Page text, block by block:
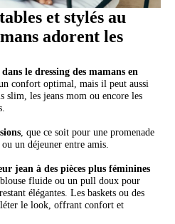
et stylés au
adorent les
le dressing des mamans en
confort optimal, mais il peut aussi
slim, les jeans mom ou encore les
, que ce soit pour une promenade
un déjeuner entre amis.
jean à des pièces plus féminines
fluide ou un pull doux pour
élégantes. Les baskets ou des
le look, offrant confort et